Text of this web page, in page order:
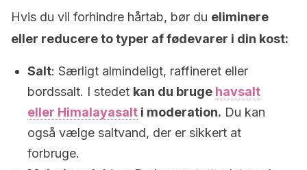
Hvis du vil forhindre hårtab, bør du eliminere
eller reducere to typer af fødevarer i din kost:
Salt: Særligt almindeligt, raffineret eller
bordssalt. I stedet kan du bruge havsalt
eller Himalayasalt i moderation. Du kan
også vælge saltvand, der er sikkert at
forbruge.